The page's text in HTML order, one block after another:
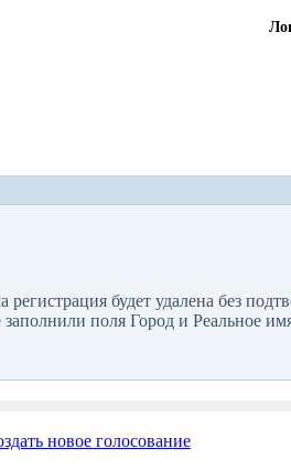
будет удалена без
поля Город и Реальное